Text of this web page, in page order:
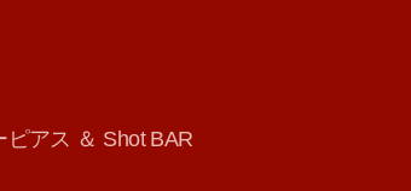
アス ＆ Shot BAR